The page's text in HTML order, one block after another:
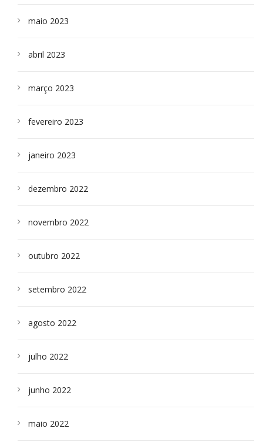
maio 2023
abril 2023
março 2023
fevereiro 2023
janeiro 2023
dezembro 2022
novembro 2022
outubro 2022
setembro 2022
agosto 2022
julho 2022
junho 2022
maio 2022